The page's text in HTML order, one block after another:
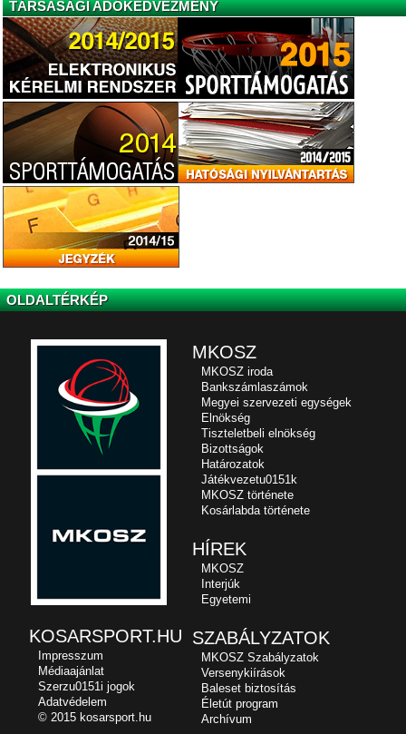
TÁRSASÁGI ADÓKEDVEZMÉNY
OLDALTÉRKÉP
MKOSZ
MKOSZ iroda
Bankszámlaszámok
Megyei szervezeti egységek
Elnökség
Tiszteletbeli elnökség
Bizottságok
Határozatok
Játékvezetu0151k
MKOSZ története
Kosárlabda története
HÍREK
MKOSZ
Interjúk
Egyetemi
SZABÁLYZATOK
MKOSZ Szabályzatok
Versenykiírások
Baleset biztosítás
Életút program
Archívum
KOSARSPORT.HU
Impresszum
Médiaajánlat
Szerzu0151i jogok
Adatvédelem
© 2015 kosarsport.hu